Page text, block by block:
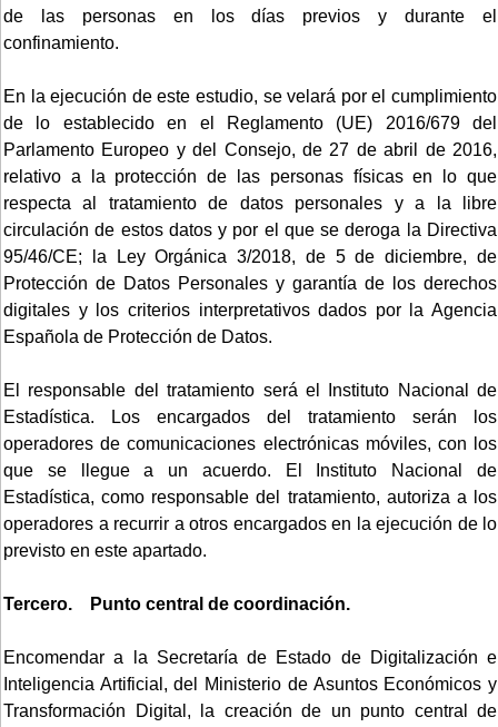
de las personas en los días previos y durante el
confinamiento.
En la ejecución de este estudio, se velará por el cumplimiento
de lo establecido en el Reglamento (UE) 2016/679 del
Parlamento Europeo y del Consejo, de 27 de abril de 2016,
relativo a la protección de las personas físicas en lo que
respecta al tratamiento de datos personales y a la libre
circulación de estos datos y por el que se deroga la Directiva
95/46/CE; la Ley Orgánica 3/2018, de 5 de diciembre, de
Protección de Datos Personales y garantía de los derechos
digitales y los criterios interpretativos dados por la Agencia
Española de Protección de Datos.
El responsable del tratamiento será el Instituto Nacional de
Estadística. Los encargados del tratamiento serán los
operadores de comunicaciones electrónicas móviles, con los
que se llegue a un acuerdo. El Instituto Nacional de
Estadística, como responsable del tratamiento, autoriza a los
operadores a recurrir a otros encargados en la ejecución de lo
previsto en este apartado.
Tercero. Punto central de coordinación.
Encomendar a la Secretaría de Estado de Digitalización e
Inteligencia Artificial, del Ministerio de Asuntos Económicos y
Transformación Digital, la creación de un punto central de